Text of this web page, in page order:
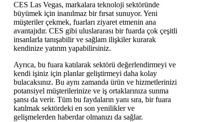
CES Las Vegas, markalara teknoloji sektöründe
büyümek için inanılmaz bir fırsat sunuyor. Yeni
müşteriler çekmek, fuarları ziyaret etmenin ana
avantajıdır. CES gibi uluslararası bir fuarda çok çeşitli
insanlarla tanışabilir ve sağlam ilişkiler kurarak
kendinize yatırım yapabilirsiniz.
Ayrıca, bu fuara katılarak sektörü değerlendirmeyi ve
kendi işiniz için planlar geliştirmeyi daha kolay
bulacaksınız. Bu aynı zamanda ürün ve hizmetlerinizi
potansiyel müşterilerinize ve iş ortaklarınıza sunma
şansı da verir. Tüm bu faydaların yanı sıra, bir fuara
katılmak sektördeki en son yenilikler ve
gelişmelerden haberdar olmanızı da sağlar.